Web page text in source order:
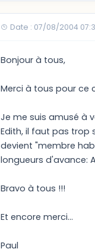
Date : 07/08/2004
Bonjour à tous,
Merci à tous pour ce
Je me suis amusé à
Edith, il faut pas trop
devient "membre
longueurs d'avance:
Bravo à tous !!!
Et encore merci...
Paul